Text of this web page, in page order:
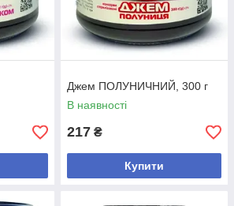
Джем ПОЛУНИЧНИЙ, 300 г
В наявності
217 ₴
Купити